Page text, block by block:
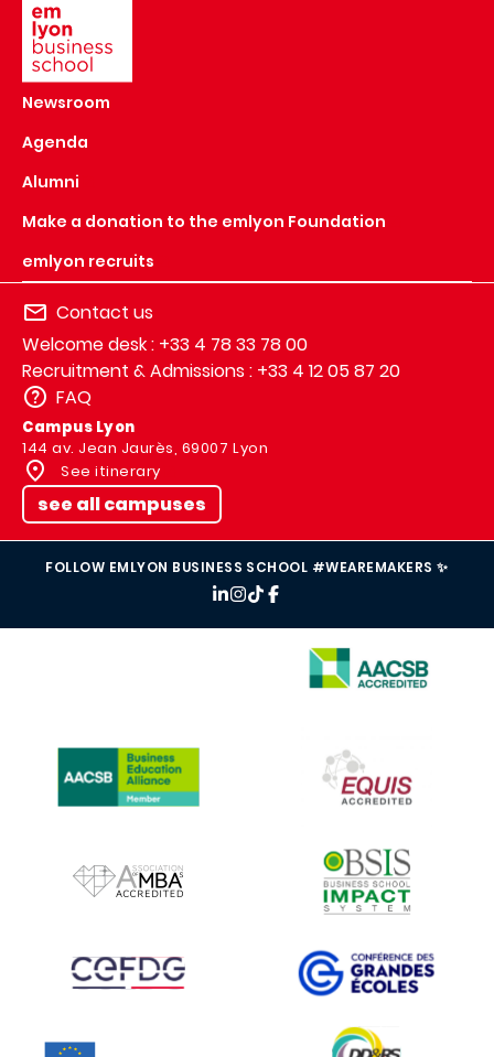
Newsroom
Agenda
Alumni
Make a donation to the emlyon Foundation
emlyon recruits
Contact us
Welcome desk : +33 4 78 33 78 00
Recruitment & Admissions : +33 4 12 05 87 20
FAQ
Campus Lyon
144 av. Jean Jaurès, 69007 Lyon
See itinerary
see all campuses
FOLLOW EMLYON BUSINESS SCHOOL #WEAREMAKERS ✨
IMAGE
IMAGE
IMAGE
IMAGE IMAGE